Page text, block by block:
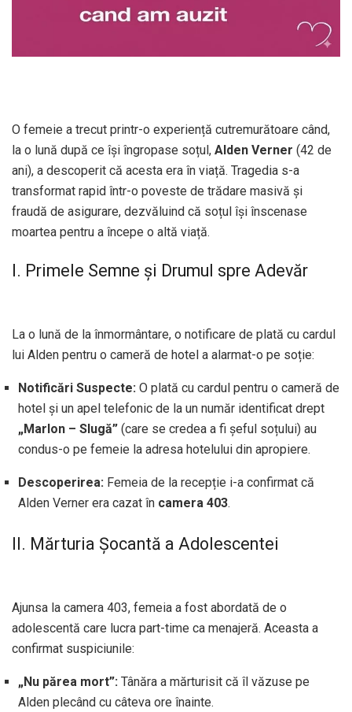
O femeie a trecut printr-o experiență cutremurătoare când,
la o lună după ce își îngropase soțul, Alden Verner (42 de
ani), a descoperit că acesta era în viață. Tragedia s-a
transformat rapid într-o poveste de trădare masivă și
fraudă de asigurare, dezvăluind că soțul își înscenase
moartea pentru a începe o altă viață.
I. Primele Semne și Drumul spre Adevăr
La o lună de la înmormântare, o notificare de plată cu cardul
lui Alden pentru o cameră de hotel a alarmat-o pe soție:
Notificări Suspecte: O plată cu cardul pentru o cameră de
hotel și un apel telefonic de la un număr identificat drept
„Marlon – Slugă” (care se credea a fi șeful soțului) au
condus-o pe femeie la adresa hotelului din apropiere.
Descoperirea: Femeia de la recepție i-a confirmat că
Alden Verner era cazat în camera 403.
II. Mărturia Șocantă a Adolescentei
Ajunsa la camera 403, femeia a fost abordată de o
adolescentă care lucra part-time ca menajeră. Aceasta a
confirmat suspiciunile:
„Nu părea mort”: Tânăra a mărturisit că îl văzuse pe
Alden plecând cu câteva ore înainte.